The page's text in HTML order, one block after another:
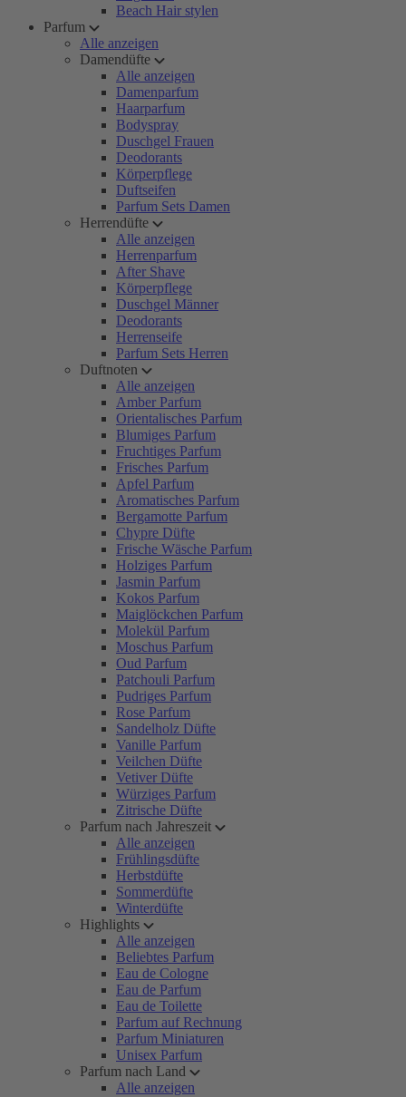
Beach Hair stylen
Parfum
Alle anzeigen
Damendüfte
Alle anzeigen
Damenparfum
Haarparfum
Bodyspray
Duschgel Frauen
Deodorants
Körperpflege
Duftseifen
Parfum Sets Damen
Herrendüfte
Alle anzeigen
Herrenparfum
After Shave
Körperpflege
Duschgel Männer
Deodorants
Herrenseife
Parfum Sets Herren
Duftnoten
Alle anzeigen
Amber Parfum
Orientalisches Parfum
Blumiges Parfum
Fruchtiges Parfum
Frisches Parfum
Apfel Parfum
Aromatisches Parfum
Bergamotte Parfum
Chypre Düfte
Frische Wäsche Parfum
Holziges Parfum
Jasmin Parfum
Kokos Parfum
Maiglöckchen Parfum
Molekül Parfum
Moschus Parfum
Oud Parfum
Patchouli Parfum
Pudriges Parfum
Rose Parfum
Sandelholz Düfte
Vanille Parfum
Veilchen Düfte
Vetiver Düfte
Würziges Parfum
Zitrische Düfte
Parfum nach Jahreszeit
Alle anzeigen
Frühlingsdüfte
Herbstdüfte
Sommerdüfte
Winterdüfte
Highlights
Alle anzeigen
Beliebtes Parfum
Eau de Cologne
Eau de Parfum
Eau de Toilette
Parfum auf Rechnung
Parfum Miniaturen
Unisex Parfum
Parfum nach Land
Alle anzeigen